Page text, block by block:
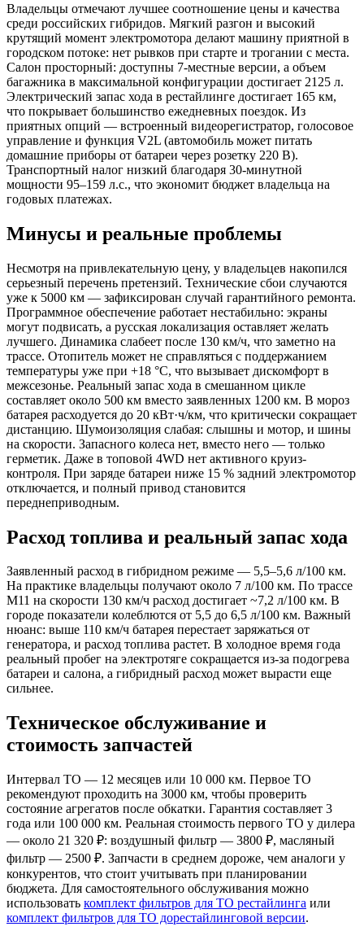
Владельцы отмечают лучшее соотношение цены и качества
среди российских гибридов. Мягкий разгон и высокий
крутящий момент электромотора делают машину приятной в
городском потоке: нет рывков при старте и трогании с места.
Салон просторный: доступны 7-местные версии, а объем
багажника в максимальной конфигурации достигает 2125 л.
Электрический запас хода в рестайлинге достигает 165 км,
что покрывает большинство ежедневных поездок. Из
приятных опций — встроенный видеорегистратор, голосовое
управление и функция V2L (автомобиль может питать
домашние приборы от батареи через розетку 220 В).
Транспортный налог низкий благодаря 30-минутной
мощности 95–159 л.с., что экономит бюджет владельца на
годовых платежах.
Минусы и реальные проблемы
Несмотря на привлекательную цену, у владельцев накопился
серьезный перечень претензий. Технические сбои случаются
уже к 5000 км — зафиксирован случай гарантийного ремонта.
Программное обеспечение работает нестабильно: экраны
могут подвисать, а русская локализация оставляет желать
лучшего. Динамика слабеет после 130 км/ч, что заметно на
трассе. Отопитель может не справляться с поддержанием
температуры уже при +18 °C, что вызывает дискомфорт в
межсезонье. Реальный запас хода в смешанном цикле
составляет около 500 км вместо заявленных 1200 км. В мороз
батарея расходуется до 20 кВт·ч/км, что критически сокращает
дистанцию. Шумоизоляция слабая: слышны и мотор, и шины
на скорости. Запасного колеса нет, вместо него — только
герметик. Даже в топовой 4WD нет активного круиз-
контроля. При заряде батареи ниже 15 % задний электромотор
отключается, и полный привод становится
переднеприводным.
Расход топлива и реальный запас хода
Заявленный расход в гибридном режиме — 5,5–5,6 л/100 км.
На практике владельцы получают около 7 л/100 км. По трассе
М11 на скорости 130 км/ч расход достигает ~7,2 л/100 км. В
городе показатели колеблются от 5,5 до 6,5 л/100 км. Важный
нюанс: выше 110 км/ч батарея перестает заряжаться от
генератора, и расход топлива растет. В холодное время года
реальный пробег на электротяге сокращается из-за подогрева
батареи и салона, а гибридный расход может вырасти еще
сильнее.
Техническое обслуживание и
стоимость запчастей
Интервал ТО — 12 месяцев или 10 000 км. Первое ТО
рекомендуют проходить на 3000 км, чтобы проверить
состояние агрегатов после обкатки. Гарантия составляет 3
года или 100 000 км. Реальная стоимость первого ТО у дилера
— около 21 320 ₽: воздушный фильтр — 3800 ₽, масляный
фильтр — 2500 ₽. Запчасти в среднем дороже, чем аналоги у
конкурентов, что стоит учитывать при планировании
бюджета. Для самостоятельного обслуживания можно
использовать комплект фильтров для ТО рестайлинга или
комплект фильтров для ТО дорестайлинговой версии.